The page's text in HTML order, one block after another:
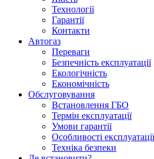
Технології
Гарантії
Контакти
Автогаз
Переваги
Безпечність експлуатації
Екологічність
Економічність
Обслуговування
Встановлення ГБО
Термін експлуатації
Умови гарантії
Особливості експлуатації
Техніка безпеки